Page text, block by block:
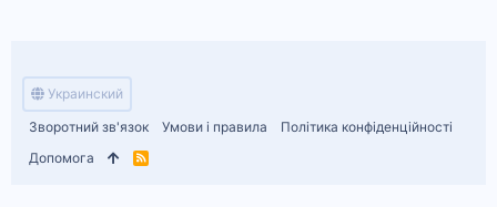
Украинский
Зворотний зв'язок
Умови і правила
Політика конфіденційності
Допомога
R